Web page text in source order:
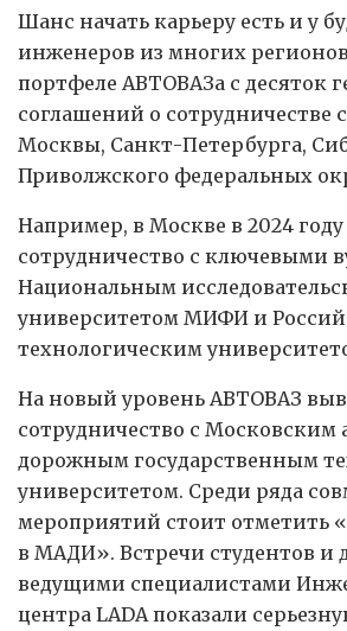
Шанс начать карьеру есть и у
инженеров из многих
портфеле АВТОВАЗа с десяток
соглашений о сотрудничестве
Москвы, Санкт-Петербурга,
Приволжского федеральных
Например, в Москве в 2024
сотрудничество с ключевыми
Национальным
университетом МИФИ и
технологическим
На новый уровень АВТОВАЗ
сотрудничество с Московским
дорожным государственным
университетом. Среди ряда
мероприятий стоит отметить
в МАДИ». Встречи студентов и
ведущими специалистами
центра LADA показали